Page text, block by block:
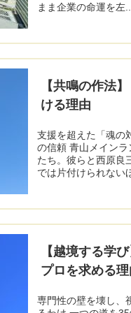
まま企業の命運を左...
【共鳴の作法
ける理由
支援を超えた「魂
の信頼 青山メイン
たち。彼らと西原良
では片付けられない
【越境する学
プロを求める理
専門性の壁を壊し、